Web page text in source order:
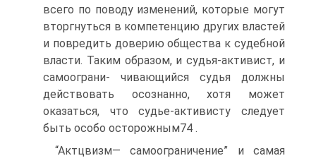
всего по поводу изменений, которые могут
вторгнуться в компетенцию других властей
и повредить доверию общества к судебной
власти. Таким образом, и судья-активист, и
самоограни- чивающийся судья должны
действовать осознанно, хотя может
оказаться, что судье-активисту следует
быть особо осторожным74 .
“Актцвизм— самоограничение” и самая